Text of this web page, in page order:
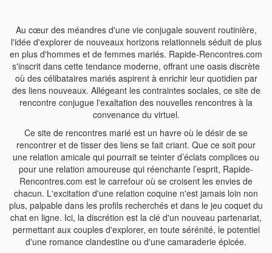
Au cœur des méandres d'une vie conjugale souvent routinière,
l'idée d'explorer de nouveaux horizons relationnels séduit de plus
en plus d'hommes et de femmes mariés. Rapide-Rencontres.com
s'inscrit dans cette tendance moderne, offrant une oasis discrète
où des célibataires mariés aspirent à enrichir leur quotidien par
des liens nouveaux. Allégeant les contraintes sociales, ce site de
rencontre conjugue l'exaltation des nouvelles rencontres à la
convenance du virtuel.
Ce site de rencontres marié est un havre où le désir de se
rencontrer et de tisser des liens se fait criant. Que ce soit pour
une relation amicale qui pourrait se teinter d’éclats complices ou
pour une relation amoureuse qui réenchante l’esprit, Rapide-
Rencontres.com est le carrefour où se croisent les envies de
chacun. L'excitation d'une relation coquine n'est jamais loin non
plus, palpable dans les profils recherchés et dans le jeu coquet du
chat en ligne. Ici, la discrétion est la clé d'un nouveau partenariat,
permettant aux couples d'explorer, en toute sérénité, le potentiel
d'une romance clandestine ou d'une camaraderie épicée.